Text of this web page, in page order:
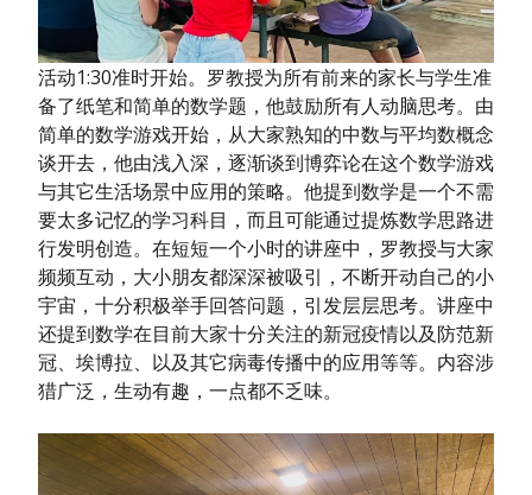
活动1:30准时开始。罗教授为所有前来的家长与学生准
备了纸笔和简单的数学题，他鼓励所有人动脑思考。由
简单的数学游戏开始，从大家熟知的中数与平均数概念
谈开去，他由浅入深，逐渐谈到博弈论在这个数学游戏
与其它生活场景中应用的策略。他提到数学是一个不需
要太多记忆的学习科目，而且可能通过提炼数学思路进
行发明创造。在短短一个小时的讲座中，罗教授与大家
频频互动，大小朋友都深深被吸引，不断开动自己的小
宇宙，十分积极举手回答问题，引发层层思考。讲座中
还提到数学在目前大家十分关注的新冠疫情以及防范新
冠、埃博拉、以及其它病毒传播中的应用等等。内容涉
猎广泛，生动有趣，一点都不乏味。